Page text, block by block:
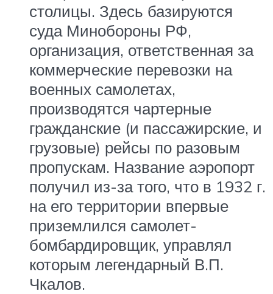
столицы. Здесь базируются
суда Минобороны РФ,
организация, ответственная за
коммерческие перевозки на
военных самолетах,
производятся чартерные
гражданские (и пассажирские, и
грузовые) рейсы по разовым
пропускам. Название аэропорт
получил из-за того, что в 1932 г.
на его территории впервые
приземлился самолет-
бомбардировщик, управлял
которым легендарный В.П.
Чкалов.